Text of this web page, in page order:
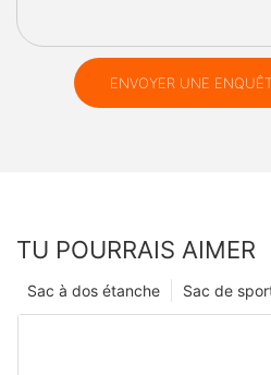
ENVOYER UNE
TU POURRAIS AIMER
Sac de
Sac à dos étanche